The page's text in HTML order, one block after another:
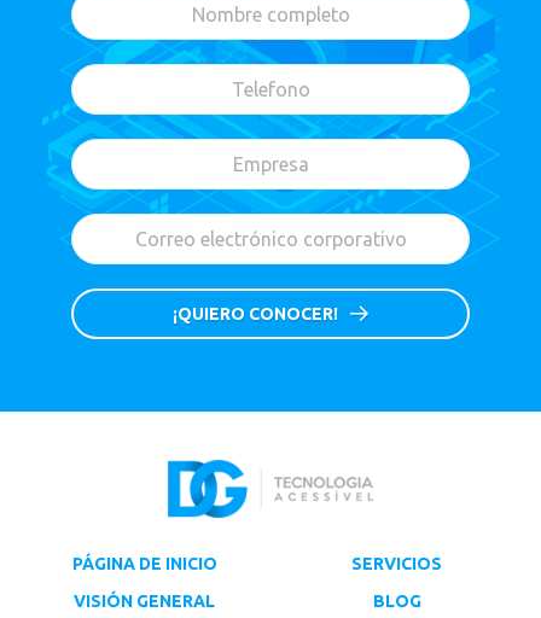
¡QUIERO CONOCER!
PÁGINA DE INICIO
SERVICIOS
VISIÓN GENERAL
BLOG